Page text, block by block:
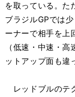
を取っている。た
ブラジルGPでは
ーナーで相手を上
（低速・中速・
ットアップ面も違
レッドブルのテ